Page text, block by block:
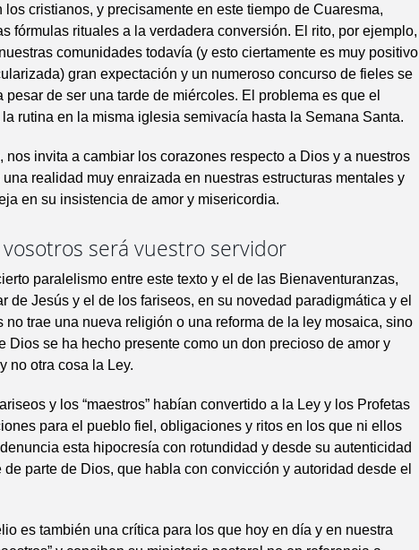
los cristianos, y precisamente en este tiempo de Cuaresma,
fórmulas rituales a la verdadera conversión. El rito, por ejemplo,
comunidades todavía (y esto ciertamente es muy positivo
gran expectación y un numeroso concurso de fieles se
pesar de ser una tarde de miércoles. El problema es que el
rutina en la misma iglesia semivacía hasta la Semana Santa.
nos invita a cambiar los corazones respecto a Dios y a nuestros
realidad muy enraizada en nuestras estructuras mentales y
en su insistencia de amor y misericordia.
será vuestro servidor
paralelismo entre este texto y el de las Bienaventuranzas,
de Jesús y el de los fariseos, en su novedad paradigmática y el
no trae una nueva religión o una reforma de la ley mosaica, sino
Dios se ha hecho presente como un don precioso de amor y
no otra cosa la Ley.
y los “maestros” habían convertido a la Ley y los Profetas
para el pueblo fiel, obligaciones y ritos en los que ni ellos
esta hipocresía con rotundidad y desde su autenticidad
parte de Dios, que habla con convicción y autoridad desde el
es también una crítica para los que hoy en día y en nuestra